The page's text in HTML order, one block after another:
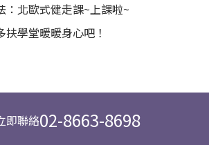
：北歐式健走課~上課啦~
學堂暖暖身心吧！
即聯絡02-8663-8698